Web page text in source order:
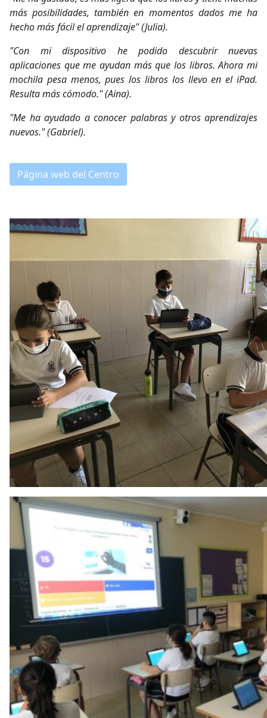
más posibilidades, también en momentos dados me ha
hecho más fácil el aprendizaje" (Julia).
"Con mi dispositivo he podido descubrir nuevas
aplicaciones que me ayudan más que los libros. Ahora mi
mochila pesa menos, pues los libros los llevo en el iPad.
Resulta más cómodo." (Aina).
"Me ha ayudado a conocer palabras y otros aprendizajes
nuevos." (Gabriel).
Página web del Centro